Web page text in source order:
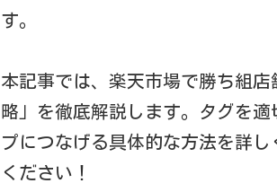
す。
本記事では、楽天市場で勝ち組
略」を徹底解説します。タグを
プにつなげる具体的な方法を詳
ください！